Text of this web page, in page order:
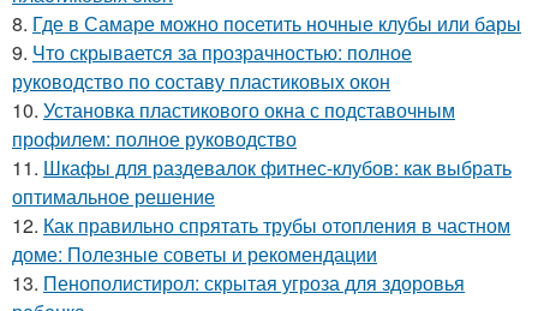
8. Где в Самаре можно посетить ночные клубы или бары
9. Что скрывается за прозрачностью: полное
руководство по составу пластиковых окон
10. Установка пластикового окна с подставочным
профилем: полное руководство
11. Шкафы для раздевалок фитнес-клубов: как выбрать
оптимальное решение
12. Как правильно спрятать трубы отопления в частном
доме: Полезные советы и рекомендации
13. Пенополистирол: скрытая угроза для здоровья